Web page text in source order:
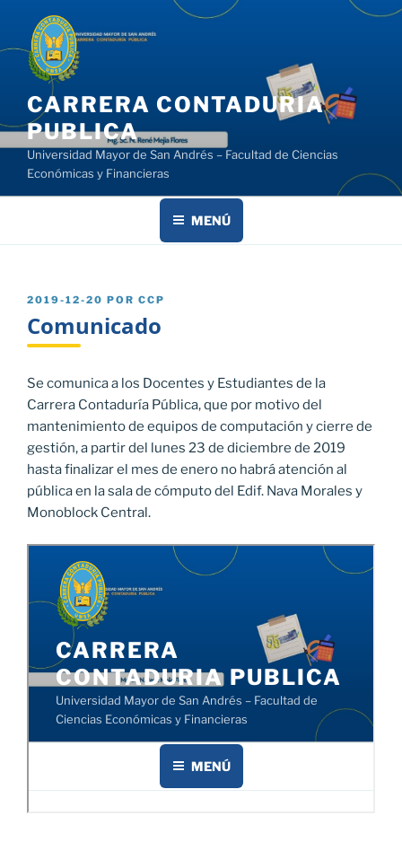
contenido
CARRERA CONTADURIA
PUBLICA
Universidad Mayor de San Andrés – Facultad de Ciencias
Económicas y Financieras
MENÚ
PUBLICADO
2019-12-20 POR CCP
Comunicado
Se comunica a los Docentes y Estudiantes de la
Carrera Contaduría Pública, que por motivo del
mantenimiento de equipos de computación y cierre de
gestión, a partir del lunes 23 de diciembre de 2019
hasta finalizar el mes de enero no habrá atención al
pública en la sala de cómputo del Edif. Nava Morales y
Monoblock Central.